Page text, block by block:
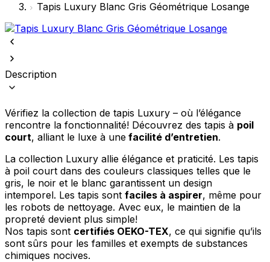
Tapis Luxury Blanc Gris Géométrique Losange
Description
Vérifiez la collection de tapis Luxury – où l’élégance
rencontre la fonctionnalité! Découvrez des tapis à poil
court, alliant le luxe à une facilité d’entretien.
La collection Luxury allie élégance et praticité. Les tapis
à poil court dans des couleurs classiques telles que le
gris, le noir et le blanc garantissent un design
intemporel. Les tapis sont faciles à aspirer, même pour
les robots de nettoyage. Avec eux, le maintien de la
propreté devient plus simple!
Nos tapis sont certifiés OEKO-TEX, ce qui signifie qu’ils
sont sûrs pour les familles et exempts de substances
chimiques nocives.